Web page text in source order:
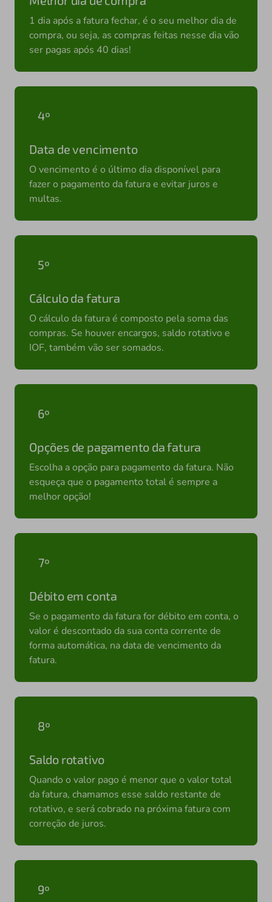
1 dia após a fatura fechar, é o seu melhor dia de
compra, ou seja, as compras feitas nesse dia vão
ser pagas após 40 dias!
4º
Data de vencimento
O vencimento é o último dia disponível para
fazer o pagamento da fatura e evitar juros e
multas.
5º
Cálculo da fatura
O cálculo da fatura é composto pela soma das
compras. Se houver encargos, saldo rotativo e
IOF, também vão ser somados.
6º
Opções de pagamento da fatura
Escolha a opção para pagamento da fatura. Não
esqueça que o pagamento total é sempre a
melhor opção!
7º
Débito em conta
Se o pagamento da fatura for débito em conta, o
valor é descontado da sua conta corrente de
forma automática, na data de vencimento da
fatura.
8º
Saldo rotativo
Quando o valor pago é menor que o valor total
da fatura, chamamos esse saldo restante de
rotativo, e será cobrado na próxima fatura com
correção de juros.
9º